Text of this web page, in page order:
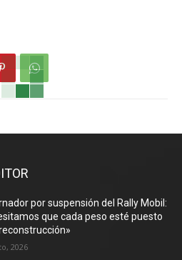
por suspensión del Rally Mobil:
que cada peso esté puesto
2026